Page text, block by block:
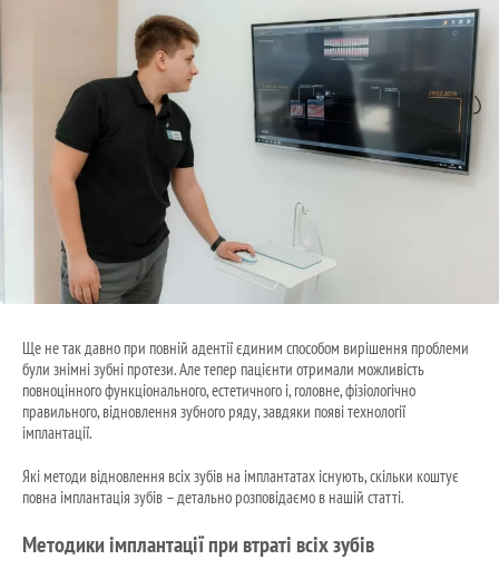
Ще не так давно при повній адентії єдиним способом вирішення проблеми
були знімні зубні протези. Але тепер пацієнти отримали можливість
повноцінного функціонального, естетичного і, головне, фізіологічно
правильного, відновлення зубного ряду, завдяки появі технології
імплантації.
Які методи відновлення всіх зубів на імплантатах існують, скільки коштує
повна імплантація зубів – детально розповідаємо в нашій статті.
Методики імплантації при втраті всіх зубів